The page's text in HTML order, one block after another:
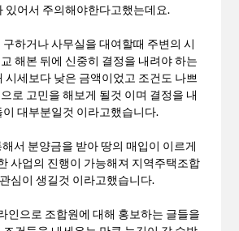
있어서 주의해야한다고했는데요.
하거나 사무실을 대여할때 주변의 시
해본 뒤에 신중히 결정을 내려야 하는
시세보다 낮은 금액이었고 조건도 나쁘
로 고민을 해보게 될것 이며 결정을 내
이 대부분일것 이라고했습니다.
서 분양금을 받아 땅의 매입이 이르게
사업의 진행이 가능해져 지역주택조합
심이 생길것 이라고했습니다.
인으로 조합원에 대해 홍보하는 글들을